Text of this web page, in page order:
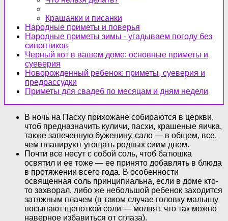
Крашанки и писанки
Народные приметы и поверья
Народные приметы зимы - угадываем погоду без
синоптиков
Черный кот в вашем доме: основные приметы и
суеверия
Новорожденный ребенок: приметы, суеверия и
предрассудки
Приметы для свадеб по месяцам и дням недели
В ночь на Пасху прихожане собираются в церкви,
чтоб предназначить куличи, пасхи, крашеные яичка,
также запеченную буженину, сало — в общем, все,
чем планируют угощать родных сиим днем.
Почти все несут с собой соль, чтоб батюшка
освятил и ее тоже — ее принято добавлять в блюда
в протяжении всего года. В особенности
освященная соль принципиальна, если в доме кто-
то захворал, либо же небольшой ребенок заходится
затяжным плачем (в таком случае головку малышу
посыпают щепоткой соли — молвят, что так можно
наверное избавиться от сглаза).